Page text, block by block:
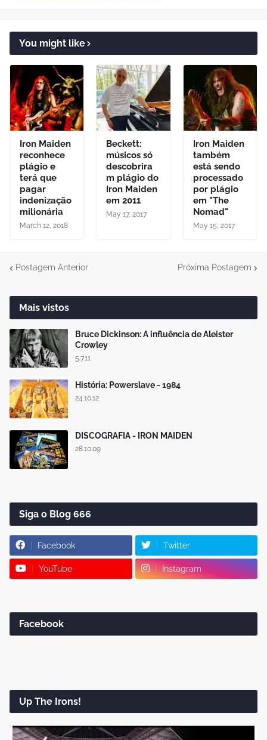
You might like
Iron Maiden
reconhece
plágio e
terá que
pagar
indenização
milionária
March 12, 2018
Beckett:
músicos só
descobrira
m plágio do
Iron Maiden
em 2011
May 17, 2017
Iron Maiden
também
está sendo
processado
por plágio
em "The
Nomad"
May 15, 2017
Postagem Anterior Próxima Postagem
Mais vistos
Bruce Dickinson: A influência de Aleister
Crowley
5.7.11
História: Powerslave - 1984
24.10.12
DISCOGRAFIA - IRON MAIDEN
28.10.09
Siga o Blog 666
Facebook Twitter
YouTube Instagram
Facebook
Up The Irons!